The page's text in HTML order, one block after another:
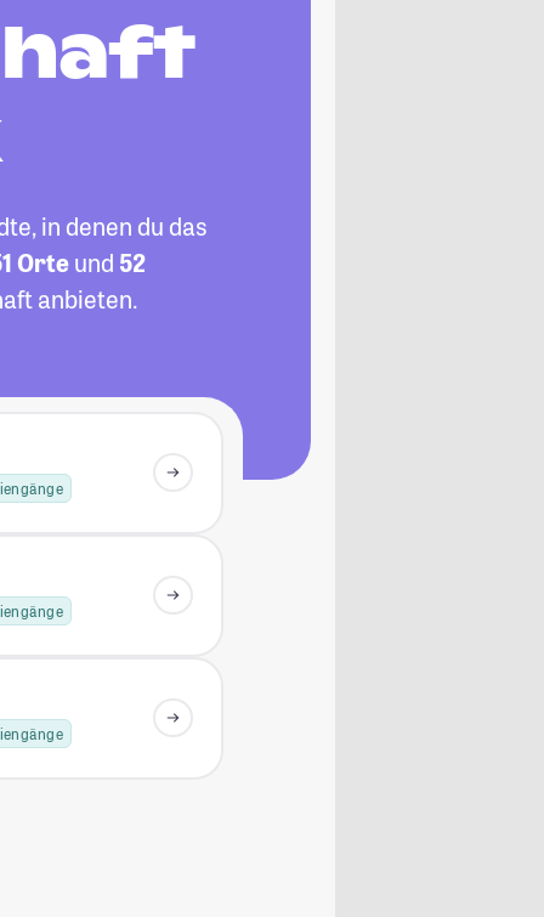
in denen du das
Orteund 52
anbieten.